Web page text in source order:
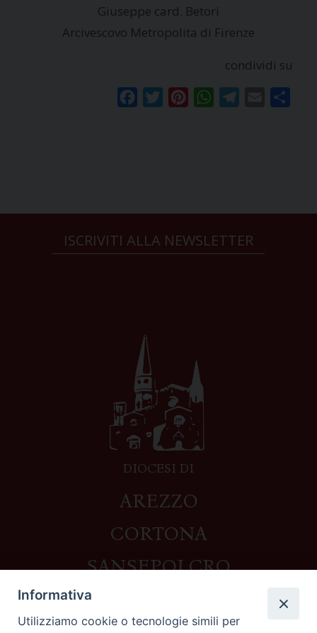
Giuseppe card. Betori
Arcivescovo Metropolita di Firenze
condividi su
FacebookTwitterPinterestWhatsAppTelegram
Email
ISCRIVITI ALLA NEWSLETTER
DIOCESI DI
AREZZO
CORTONA
SANSEPOLCRO
Informativa
Utilizziamo cookie o tecnologie simili per